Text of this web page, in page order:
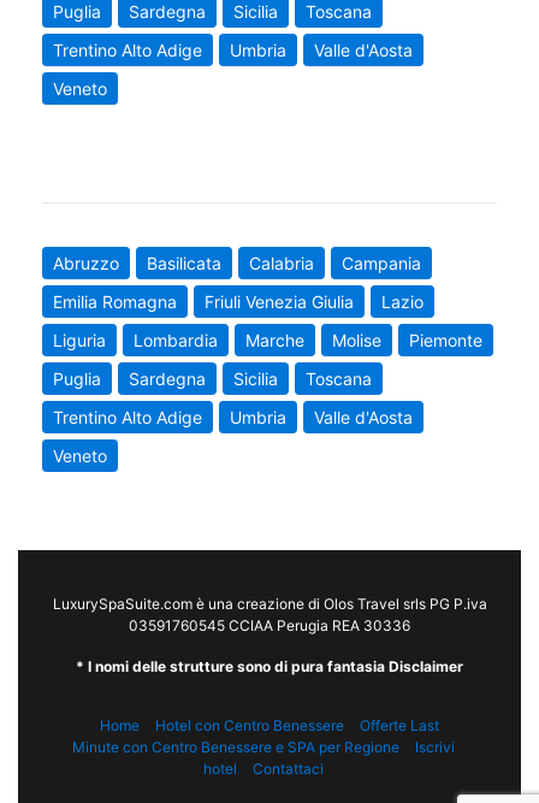
Puglia
Sardegna Sicilia
Toscana
Trentino Alto Adige
Umbria
Valle d'Aosta
Veneto
Abruzzo Basilicata Calabria
Campania
Emilia Romagna
Friuli Venezia Giulia
Lazio
Liguria
Lombardia Marche Molise
Piemonte
Puglia
Sardegna Sicilia
Toscana
Trentino Alto Adige
Umbria
Valle d'Aosta
Veneto
LuxurySpaSuite.com è una creazione di Olos Travel srls PG P.iva
03591760545 CCIAA Perugia REA 30336
* I nomi delle strutture sono di pura fantasia Disclaimer
Home Hotel con Centro Benessere
Offerte Last
Minute con Centro Benessere e SPA per Regione
Iscrivi
hotel
Contattaci